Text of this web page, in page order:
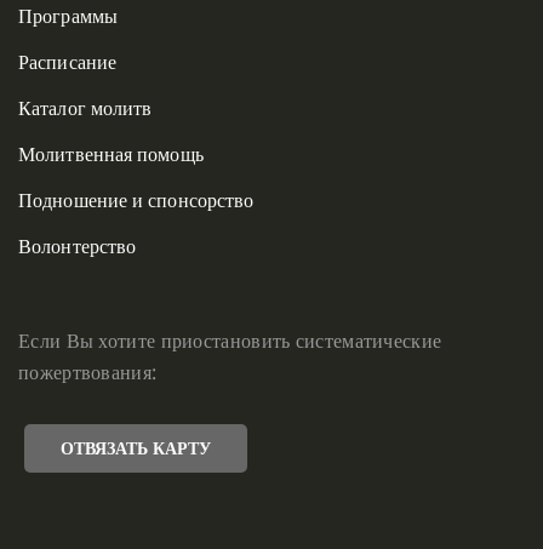
Программы
Расписание
Каталог молитв
Молитвенная помощь
Подношение и спонсорство
Волонтерство
Если Вы хотите приостановить систематические
пожертвования:
ОТВЯЗАТЬ КАРТУ